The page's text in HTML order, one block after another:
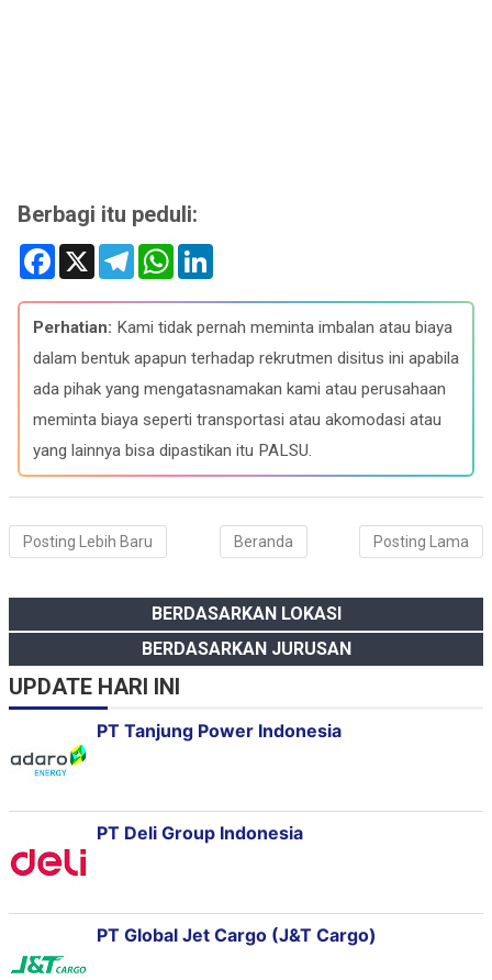
Berbagi itu peduli:
F
e
b
o
o
X
T
e
e
g
r
a
W
t
s
A
p
k
e
d
I
Perhatian: Kami tidak pernah meminta imbalan atau biaya
dalam bentuk apapun terhadap rekrutmen disitus ini apabila
ada pihak yang mengatasnamakan kami atau perusahaan
meminta biaya seperti transportasi atau akomodasi atau
yang lainnya bisa dipastikan itu PALSU.
Posting Lebih Baru Posting Lama
Beranda
BERDASARKAN LOKASI
BERDASARKAN JURUSAN
UPDATE HARI INI